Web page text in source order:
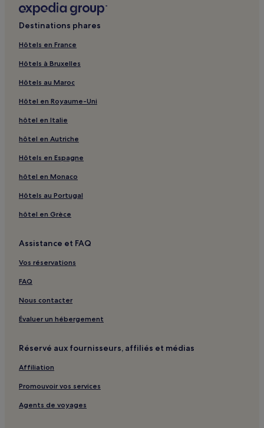
conditions
supplémentaires
s’appliquer.
proximité
Centre d'art roman Georges Duby : hôtels à proximité
Volcan de Lemptégy : hôtels à proximité
Télésiège du Pied de la A : hôtels à proximité
Télésiège La Biche : hôtels à proximité
Pardines : hôtels
Ludesse : hôtels
Saint-Vincent : hôtels
Chidrac : hôtels
Verrières : hôtels
Destinations phares
Hôtels en France
Hôtels à Bruxelles
Hôtels au Maroc
Hôtel en Royaume-Uni
hôtel en Italie
hôtel en Autriche
Hôtels en Espagne
hôtel en Monaco
Hôtels au Portugal
hôtel en Grèce
Assistance et FAQ
Vos réservations
FAQ
Nous contacter
Évaluer un hébergement
Réservé aux fournisseurs, affiliés et médias
Affiliation
Promouvoir vos services
Agents de voyages